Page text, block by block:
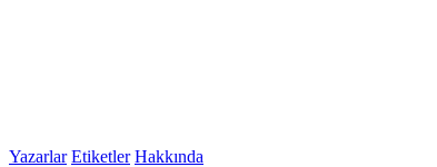
Yazarlar Etiketler Hakkında